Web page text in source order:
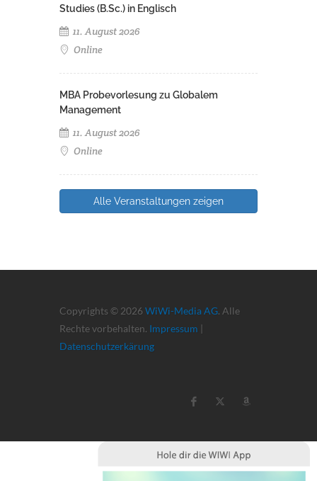
Studies (B.Sc.) in Englisch
11. August 2026
Online
MBA Probevorlesung zu Globalem
Management
11. August 2026
Online
Alle Veranstaltungen zeigen
Copyrights © 2026 WiWi-Media AG. Alle
Rechte vorbehalten. Impressum |
Datenschutzerkärung